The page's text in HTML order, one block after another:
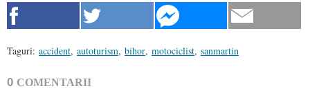
Taguri: accident, autoturism, bihor, motociclist, sanmartin
0 COMENTARII